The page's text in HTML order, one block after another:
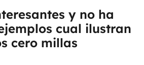
y no ha
cual ilustran
cero millas